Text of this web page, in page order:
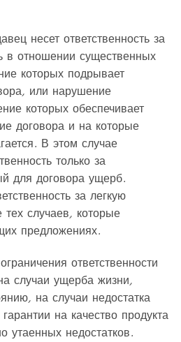
несет ответственность за
в отношении существенных
которых подрывает
или нарушение
которых обеспечивает
договора и на которые
В этом случае
только за
для договора ущерб.
за легкую
тех случаев, которые
предложениях.
ответственности
случаи ущерба жизни,
на случаи недостатка
на качество продукта
утаенных недостатков.